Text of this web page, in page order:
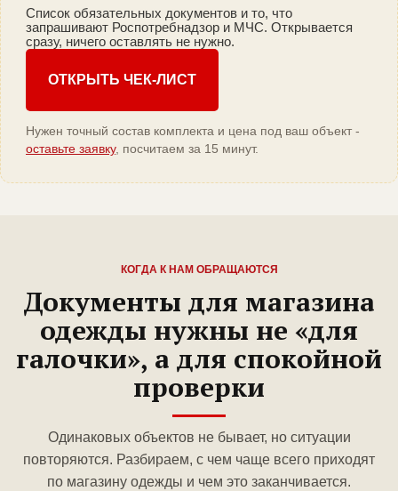
Список обязательных документов и то, что
запрашивают Роспотребнадзор и МЧС. Открывается
сразу, ничего оставлять не нужно.
ОТКРЫТЬ ЧЕК-ЛИСТ
Нужен точный состав комплекта и цена под ваш объект -
оставьте заявку, посчитаем за 15 минут.
КОГДА К НАМ ОБРАЩАЮТСЯ
Документы для магазина
одежды нужны не «для
галочки», а для спокойной
проверки
Одинаковых объектов не бывает, но ситуации
повторяются. Разбираем, с чем чаще всего приходят
по магазину одежды и чем это заканчивается.